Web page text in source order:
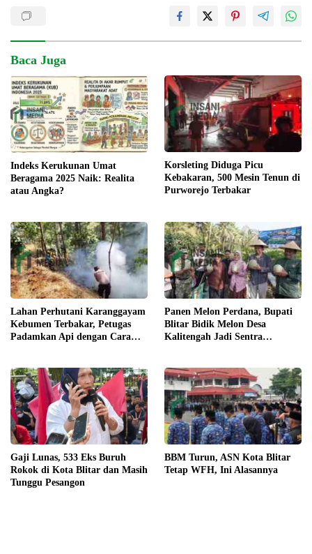
Baca Juga
Indeks Kerukunan Umat
Beragama 2025 Naik: Realita
atau Angka?
Korsleting Diduga Picu
Kebakaran, 500 Mesin Tenun di
Purworejo Terbakar
Lahan Perhutani Karanggayam
Kebumen Terbakar, Petugas
Padamkan Api dengan Cara
Panen Melon Perdana, Bupati
Blitar Bidik Melon Desa
Kalitengah Jadi Sentra
Gaji Lunas, 533 Eks Buruh
Rokok di Kota Blitar dan Masih
Tunggu Pesangon
BBM Turun, ASN Kota Blitar
Tetap WFH, Ini Alasannya